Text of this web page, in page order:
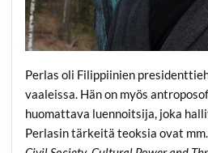
Perlas oli Filippiinien
vaaleissa. Hän on myös
huomattava luennoitsija, joka
Perlasin tärkeitä teoksia ovat